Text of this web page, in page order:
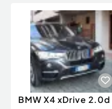
Servicii
Animale de
Afaceri și
Inchiriere Bunuri si
Utilaje agricole si
Piese auto si
Dacia Duster
BMW X4 xDrive 2.0d